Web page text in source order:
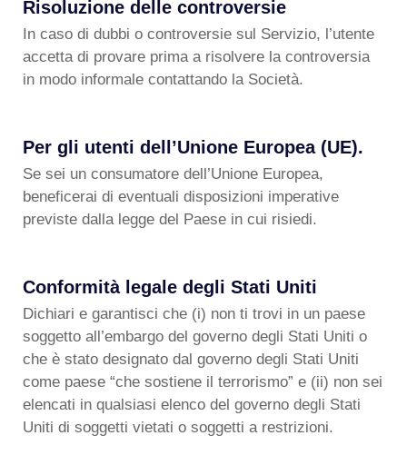
Risoluzione delle controversie
In caso di dubbi o controversie sul Servizio, l’utente
accetta di provare prima a risolvere la controversia
in modo informale contattando la Società.
Per gli utenti dell’Unione Europea (UE).
Se sei un consumatore dell’Unione Europea,
beneficerai di eventuali disposizioni imperative
previste dalla legge del Paese in cui risiedi.
Conformità legale degli Stati Uniti
Dichiari e garantisci che (i) non ti trovi in un paese
soggetto all’embargo del governo degli Stati Uniti o
che è stato designato dal governo degli Stati Uniti
come paese “che sostiene il terrorismo” e (ii) non sei
elencati in qualsiasi elenco del governo degli Stati
Uniti di soggetti vietati o soggetti a restrizioni.